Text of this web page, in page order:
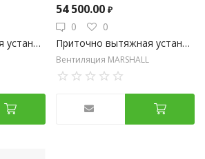
Приточно-вытяжная установка на 600 м3/час с пластинчатым рекуператором с электрическим нагревом
54 500.00 ₽
0
0
Приточно вытяжная установка на 480 м3/час с пластинчатым рекуператором и встроенной автоматикой
Вентиляция MARSHALL